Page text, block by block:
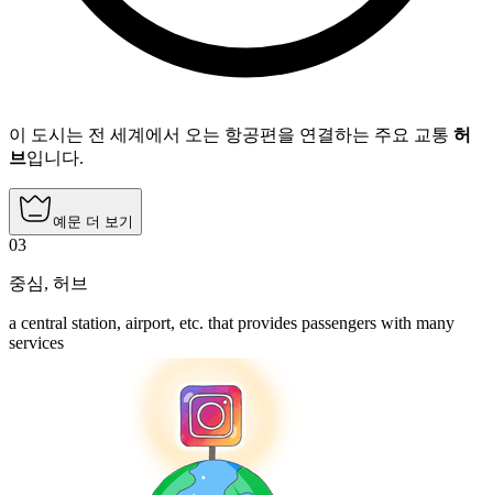
이 도시는 전 세계에서 오는 항공편을 연결하는 주요 교통 허
브입니다.
예문 더 보기
03
중심, 허브
a central station, airport, etc. that provides passengers with many
services